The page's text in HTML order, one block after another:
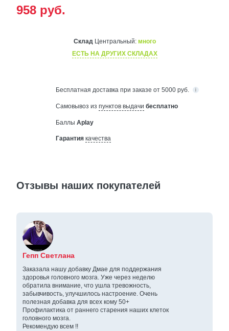
958 руб.
СкладЦентральный: много
ЕСТЬ НА ДРУГИХ СКЛАДАХ
Бесплатная доставка при заказе от 5000 руб.
Самовывоз из пунктов выдачи бесплатно
Баллы Aplay
Гарантия качества
Отзывы наших покупателей
Гепп Светлана
Заказала нашу добавку Дмае для поддержания
здоровья головного мозга. Уже через неделю
обратила внимание, что ушла тревожность,
забывчивость, улучшилось настроение. Очень
полезная добавка для всех кому 50+
Профилактика от раннего старения наших клеток
головного мозга.
Рекомендую всем !!